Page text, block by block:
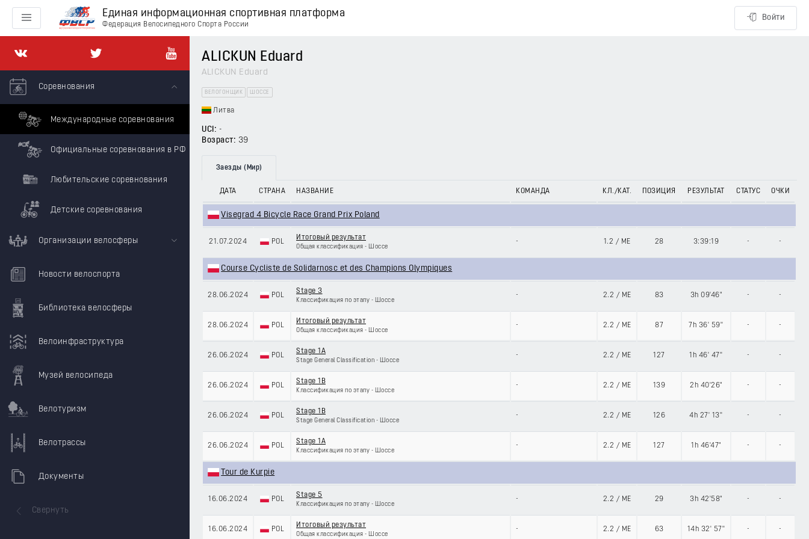
Единая информационная спортивная платформа
Федерация Велосипедного Спорта России
Войти
Соревнования
Международные соревнования
Официальные соревнования в РФ
Любительские соревнования
Детские соревнования
Организации велосферы
Новости велоспорта
Библиотека велосферы
Велоинфраструктура
Музей велосипеда
Велотуризм
Велотрассы
Документы
Свернуть
ALICKUN Eduard
ALICKUN Eduard
ВЕЛОГОНЩИК ШОССЕ
Литва
UCI: -
Возраст: 39
Заезды (Мир)
ДАТА СТРАНА НАЗВАНИЕ КОМАНДА КЛ./КАТ. ПОЗИЦИЯ РЕЗУЛЬТАТ СТАТУС ОЧКИ
Visegrad 4 Bicycle Race Grand Prix Poland
21.07.2024 POL
Итоговый результат
Общая классификация - Шоссе
- 1.2 / ME 28 3:39:19 - -
Course Cycliste de Solidarnosc et des Champions Olympiques
28.06.2024 POL
Stage 3
Классификация по этапу - Шоссе
- 2.2 / ME 83 3h 09'46" - -
28.06.2024 POL
Итоговый результат
Общая классификация - Шоссе
- 2.2 / ME 87 7h 36' 59'' - -
26.06.2024 POL
Stage 1A
Stage General Classification - Шоссе
- 2.2 / ME 127 1h 46' 47'' - -
26.06.2024 POL
Stage 1B
Классификация по этапу - Шоссе
- 2.2 / ME 139 2h 40'26" - -
26.06.2024 POL
Stage 1B
Stage General Classification - Шоссе
- 2.2 / ME 126 4h 27' 13'' - -
26.06.2024 POL
Stage 1A
Классификация по этапу - Шоссе
- 2.2 / ME 127 1h 46'47" - -
Tour de Kurpie
16.06.2024 POL
Stage 5
Классификация по этапу - Шоссе
- 2.2 / ME 29 3h 42'58" - -
16.06.2024 POL
Итоговый результат
Общая классификация - Шоссе
- 2.2 / ME 63 14h 32' 57'' - -